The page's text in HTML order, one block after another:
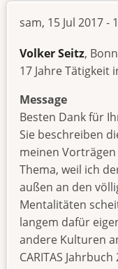
sam, 15 Jul 2017 -
Volker Seitz, Bonn
17 Jahre Tätigkeit
Message
Besten Dank für
Sie beschreiben
meinen
Thema, weil ich
außen an den
Mentalitäten
langem dafür
andere Kulturen
CARITAS